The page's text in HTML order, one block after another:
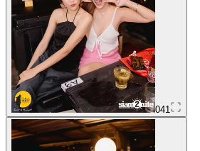
041